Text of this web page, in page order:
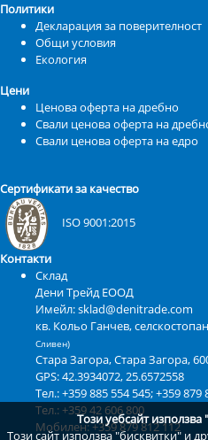
Този уебсайт
Този сайт използва "бисквитки" и
Политики
Декларация за поверителност
Общи условия
Екология
Цени
Ценова оферта на дребно
Свали ценова оферта на
Свали ценова оферта на едро
Сертификати за качество
ISO 9001:2015
Контакти
Склад
Дени Трейд ЕООД
Имейл: sklad@denitrade.com
кв. Кольо Ганчев,
Сливен)
Стара Загора,Стара Загора,
GPS:42.3934072, 25.6572558
Тел.: +359 885 554 545; +359
Тел.: +359 42 606 800
Мобилен: +359 879 812 112